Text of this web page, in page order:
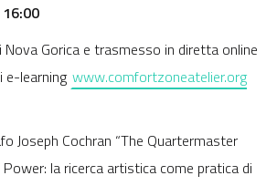
Nova Gorica e trasmesso in diretta online
e-learning www.comfortzoneatelier.org,
Joseph Cochran “The Quartermaster
la ricerca artistica come pratica di